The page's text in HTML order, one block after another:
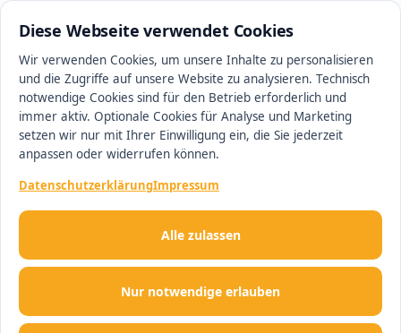
Diese Webseite verwendet Cookies
Wir verwenden Cookies, um unsere Inhalte zu personalisieren
und die Zugriffe auf unsere Website zu analysieren. Technisch
notwendige Cookies sind für den Betrieb erforderlich und
immer aktiv. Optionale Cookies für Analyse und Marketing
setzen wir nur mit Ihrer Einwilligung ein, die Sie jederzeit
anpassen oder widerrufen können.
DatenschutzerklärungImpressum
Nur notwendige erlauben
Alle zulassen